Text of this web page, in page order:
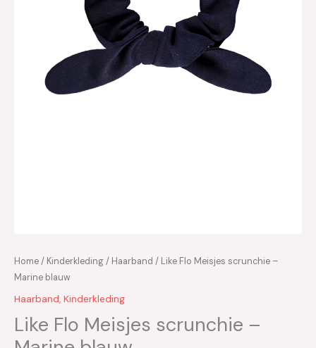
Home/ Kinderkleding/ Haarband / Like Flo Meisjes scrunchie –
Marine blauw
Haarband, Kinderkleding
Like Flo Meisjes scrunchie –